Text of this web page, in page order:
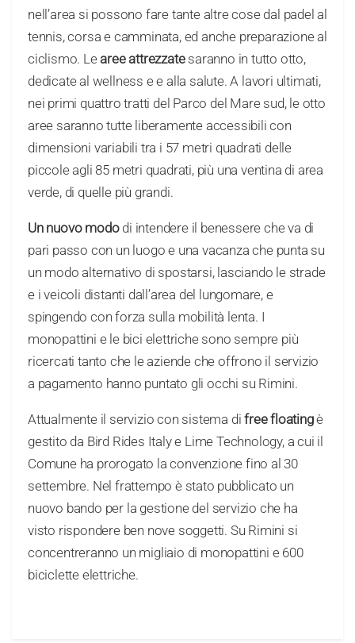
nell’area si possono fare tante altre cose dal padel al
tennis, corsa e camminata, ed anche preparazione al
ciclismo. Learee attrezzatesaranno in tutto otto,
dedicate al wellness e e alla salute. A lavori ultimati,
nei primi quattro tratti del Parco del Mare sud, le otto
aree saranno tutte liberamente accessibili con
dimensioni variabili tra i 57 metri quadrati delle
piccole agli 85 metri quadrati, più una ventina di area
verde, di quelle più grandi.
Un nuovo mododi intendere il benessere che va di
pari passo con un luogo e una vacanza che punta su
un modo alternativo di spostarsi, lasciando le strade
e i veicoli distanti dall’area del lungomare, e
spingendo con forza sulla mobilità lenta. I
monopattini e le bici elettriche sono sempre più
ricercati tanto che le aziende che offrono il servizio
a pagamento hanno puntato gli occhi su Rimini.
Attualmente il servizio con sistema difree floatingè
gestito da Bird Rides Italy e Lime Technology, a cui il
Comune ha prorogato la convenzione fino al 30
settembre. Nel frattempo è stato pubblicato un
nuovo bando per la gestione del servizio che ha
visto rispondere ben nove soggetti. Su Rimini si
concentreranno un migliaio di monopattini e 600
biciclette elettriche.